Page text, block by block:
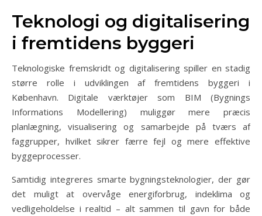
Teknologi og digitalisering
i fremtidens byggeri
Teknologiske fremskridt og digitalisering spiller en stadig
større rolle i udviklingen af fremtidens byggeri i
København. Digitale værktøjer som BIM (Bygnings
Informations Modellering) muliggør mere præcis
planlægning, visualisering og samarbejde på tværs af
faggrupper, hvilket sikrer færre fejl og mere effektive
byggeprocesser.
Samtidig integreres smarte bygningsteknologier, der gør
det muligt at overvåge energiforbrug, indeklima og
vedligeholdelse i realtid – alt sammen til gavn for både